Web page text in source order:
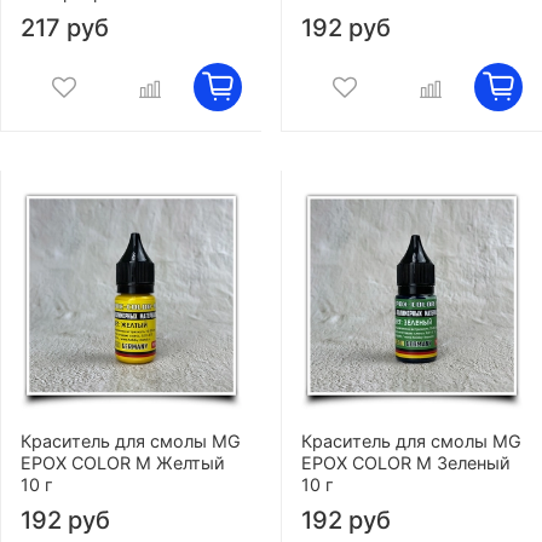
217 руб 192 руб
Краситель для смолы MG
EPOX COLOR M Желтый
10 г
192 руб
Краситель для смолы MG
EPOX COLOR M Зеленый
10 г
192 руб